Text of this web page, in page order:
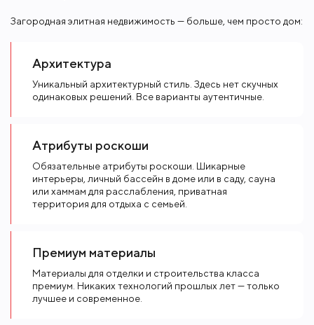
Загородная элитная недвижимость — больше, чем просто дом:
Архитектура
Уникальный архитектурный стиль. Здесь нет скучных
одинаковых решений. Все варианты аутентичные.
Атрибуты роскоши
Обязательные атрибуты роскоши. Шикарные
интерьеры, личный бассейн в доме или в саду, сауна
или хаммам для расслабления, приватная
территория для отдыха с семьей.
Премиум материалы
Материалы для отделки и строительства класса
премиум. Никаких технологий прошлых лет — только
лучшее и современное.